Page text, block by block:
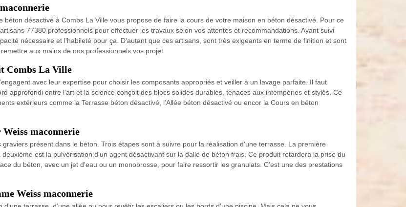
désactivé à Combs La Ville vous propose de faire la cours de votre maison en béton désactivé. Pour ce
77380 professionnels pour effectuer les travaux selon vos attentes et recommandations. Ayant suivi
nécessaire et l'habileté pour ça. D'autant que ces artisans, sont très exigeants en terme de finition et sont
aux mains de nos professionnels vos projet
Combs La Ville
avec leur expertise pour choisir les composants appropriés et veiller à un lavage parfaite. Il faut
approfondi entre l'art et la science conçoit des blocs solides durables, tenaces aux intempéries et stylés. Ce
extérieurs comme la Terrasse béton désactivé, l’Allée béton désactivé ou encor la Cours en béton
maconnerie
présent dans le béton. Trois étapes sont à suivre pour la réalisation d'une terrasse. La première
est la pulvérisation d'un agent désactivant sur la dalle de béton frais. Ce produit retardera la prise du
du béton, avec un jet d'eau ou un monobrosse, pour faire ressortir les granulats. C'est une des prestations
Weiss maconnerie